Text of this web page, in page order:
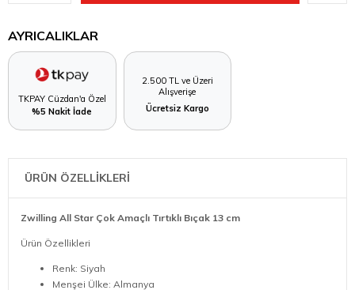
AYRICALIKLAR
TKPAY Cüzdan'a Özel
%5 Nakit İade
2.500 TL ve Üzeri
Alışverişe
Ücretsiz Kargo
ÜRÜN ÖZELLİKLERİ
Zwilling All Star Çok Amaçlı Tırtıklı Bıçak 13 cm
Ürün Özellikleri
Renk: Siyah
Menşei Ülke: Almanya